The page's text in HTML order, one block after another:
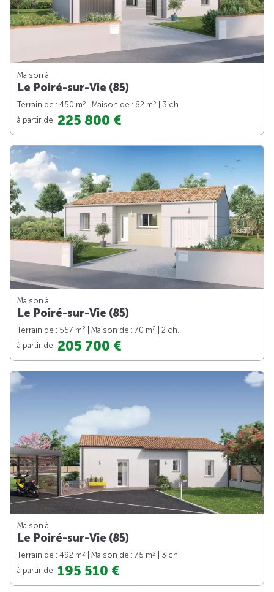
Maison à
Le Poiré-sur-Vie (85)
Terrain de : 450 m2 | Maison de : 82 m2
| 3 ch.
à partir de 225 800 €
Maison à
Le Poiré-sur-Vie (85)
Terrain de : 557 m2 | Maison de : 70 m2
| 2 ch.
à partir de 205 700 €
Maison à
Le Poiré-sur-Vie (85)
Terrain de : 492 m2 | Maison de : 75 m2
| 3 ch.
à partir de 195 510 €